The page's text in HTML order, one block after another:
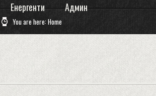
Енергенти
Админ
You are here:Home